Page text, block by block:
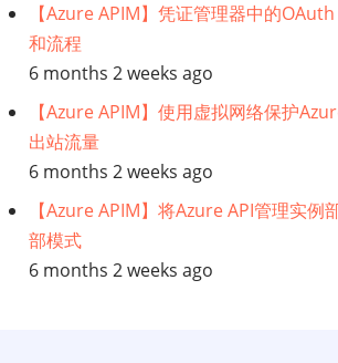
如
何
有
助
于
成
【Azure APIM】凭证管理器中的
和流程
6 months 2 weeks ago
【Azure APIM】使用虚拟网络保护
出站流量
6 months 2 weeks ago
【Azure APIM】将Azure API管理实例
部模式
6 months 2 weeks ago